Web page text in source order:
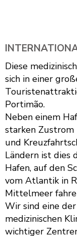
Diese
sich in einer
Portimão.
Neben einem
starken Zustrom
und
Ländern ist dies
Hafen, auf den
vom Atlantik in
Mittelmeer
Wir sind eine
medizinischen
wichtiger